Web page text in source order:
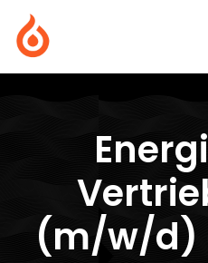
(m/w/d)